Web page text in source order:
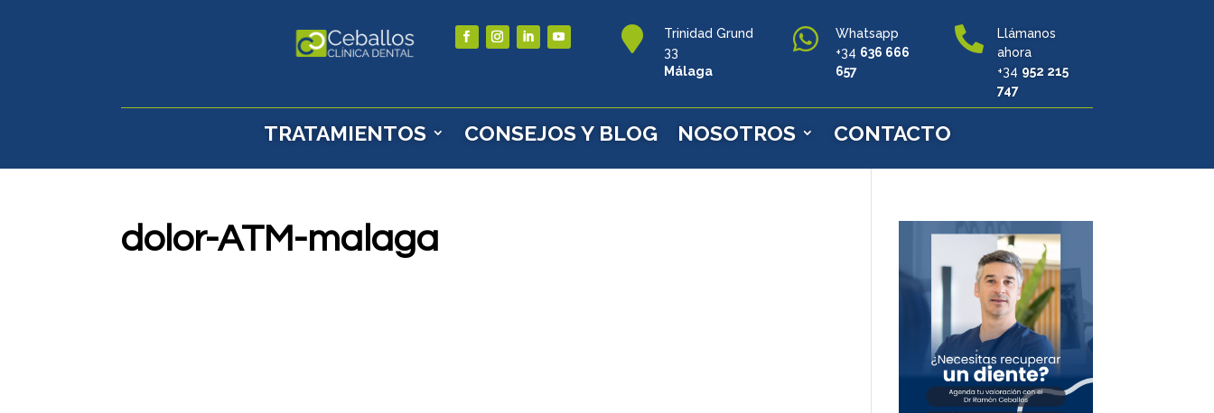

Trinidad Grund
33
Málaga

Whatsapp
+34 636 666
657

Llámanos
ahora
+34 952 215
747
TRATAMIENTOS CONSEJOS Y BLOG NOSOTROS CONTACTO
dolor-ATM-malaga